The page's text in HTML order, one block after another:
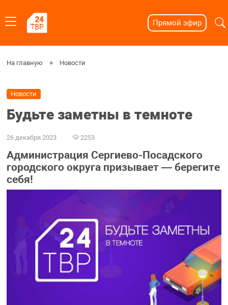
Прямой эфир
На главную Новости
Новости
Будьте заметны в темноте
26 декабря 2023 2253
Администрация Сергиево-Посадского
городского округа призывает — берегите
себя!